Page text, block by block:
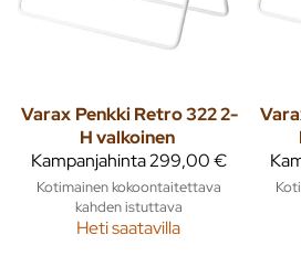
Varax Penkki Retro 322 2-
H valkoinen
Kampanjahinta299,00 €
Kotimainen kokoontaitettava
kahden istuttava
Heti saatavilla